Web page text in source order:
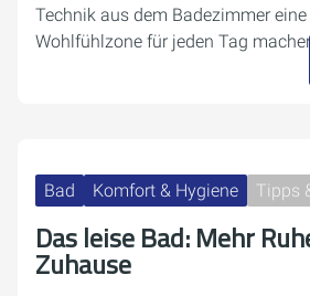
Technik aus dem Badezimmer
Wohlfühlzone für jeden Tag
Bad Komfort & Hygiene Tipps
Das leise Bad: Mehr
Zuhause